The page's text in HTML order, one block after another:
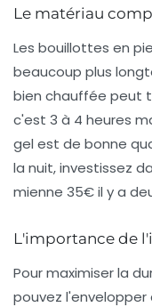
Le matériau
Les bouillottes en
beaucoup plus
bien chauffée peut
c'est 3 à 4 heures
gel est de bonne
la nuit, investissez
mienne 35€ il y a
L'importance de
Pour maximiser la
pouvez l'envelopper